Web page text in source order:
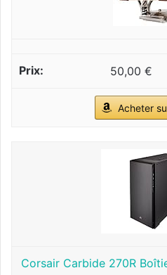
50,00 €
Acheter
Corsair Carbide 270R